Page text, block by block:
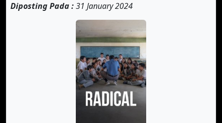
Diposting Pada :31 January 2024